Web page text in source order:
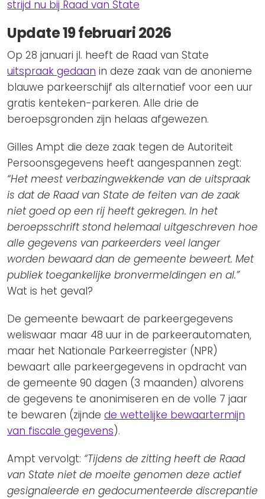
strijd nu bij Raad van State
Update 19 februari 2026
Op 28 januari jl. heeft de Raad van State
uitspraak gedaan in deze zaak van de anonieme
blauwe parkeerschijf als alternatief voor een uur
gratis kenteken-parkeren. Alle drie de
beroepsgronden zijn helaas afgewezen.
Gilles Ampt die deze zaak tegen de Autoriteit
Persoonsgegevens heeft aangespannen zegt:
“Het meest verbazingwekkende van de uitspraak
is dat de Raad van State de feiten van de zaak
niet goed op een rij heeft gekregen. In het
beroepsschrift stond helemaal uitgeschreven hoe
alle gegevens van parkeerders veel langer
worden bewaard dan de gemeente beweert. Met
publiek toegankelijke bronvermeldingen en al.”
Wat is het geval?
De gemeente bewaart de parkeergegevens
weliswaar maar 48 uur in de parkeerautomaten,
maar het Nationale Parkeerregister (NPR)
bewaart alle parkeergegevens in opdracht van
de gemeente 90 dagen (3 maanden) alvorens
de gegevens te anonimiseren en de volle 7 jaar
te bewaren (zijnde de wettelijke bewaartermijn
van fiscale gegevens).
Ampt vervolgt: “Tijdens de zitting heeft de Raad
van State niet de moeite genomen deze actief
gesignaleerde en gedocumenteerde discrepantie